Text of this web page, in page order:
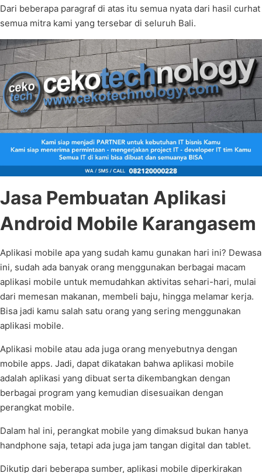
Dari beberapa paragraf di atas itu semua nyata dari hasil curhat
semua mitra kami yang tersebar di seluruh Bali.
Jasa Pembuatan Aplikasi
Android Mobile Karangasem
Aplikasi mobile apa yang sudah kamu gunakan hari ini? Dewasa
ini, sudah ada banyak orang menggunakan berbagai macam
aplikasi mobile untuk memudahkan aktivitas sehari-hari, mulai
dari memesan makanan, membeli baju, hingga melamar kerja.
Bisa jadi kamu salah satu orang yang sering menggunakan
aplikasi mobile.
Aplikasi mobile atau ada juga orang menyebutnya dengan
mobile apps. Jadi, dapat dikatakan bahwa aplikasi mobile
adalah aplikasi yang dibuat serta dikembangkan dengan
berbagai program yang kemudian disesuaikan dengan
perangkat mobile.
Dalam hal ini, perangkat mobile yang dimaksud bukan hanya
handphone saja, tetapi ada juga jam tangan digital dan tablet.
Dikutip dari beberapa sumber, aplikasi mobile diperkirakan